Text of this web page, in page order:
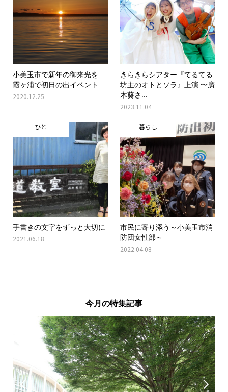
小美玉市で新年の御来光を
霞ヶ浦で初日の出イベント
2020.12.25
きらきらシアター『てるてる
坊主のオトとソラ』上演 〜廣
木葵さ...
2023.11.04
ひと
手書きの文字をずっと大切に
2021.06.18
暮らし
市民に寄り添う～小美玉市消
防団女性部～
2022.04.08
今月の特集記事
 